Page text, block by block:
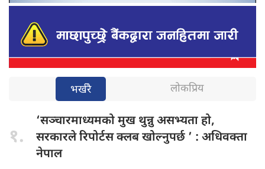
भर्खरै लोकप्रिय
१.
‘सञ्चारमाध्यमको मुखथुन्नु असभ्यता हो,
सरकारले रिपोर्टस क्लब खोल्नुपर्छ ’ : अधिवक्ता
नेपाल